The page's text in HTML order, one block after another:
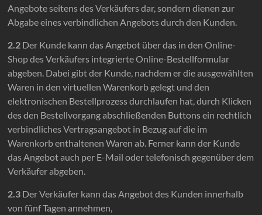
Angebote seitens des Verkäufers dar, sondern dienen zur
Abgabe eines verbindlichen Angebots durch den Kunden.
2.2 Der Kunde kann das Angebot über das in den Online-
Shop des Verkäufers integrierte Online-Bestellformular
abgeben. Dabei gibt der Kunde, nachdem er die ausgewählten
Waren in den virtuellen Warenkorb gelegt und den
elektronischen Bestellprozess durchlaufen hat, durch Klicken
des den Bestellvorgang abschließenden Buttons ein rechtlich
verbindliches Vertragsangebot in Bezug auf die im
Warenkorb enthaltenen Waren ab. Ferner kann der Kunde
das Angebot auch per E-Mail oder telefonisch gegenüber dem
Verkäufer abgeben.
2.3 Der Verkäufer kann das Angebot des Kunden innerhalb
von fünf Tagen annehmen,